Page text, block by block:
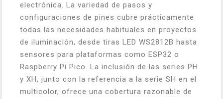
electrónica. La variedad de pasos y
configuraciones de pines cubre prácticamente
todas las necesidades habituales en proyectos
de iluminación, desde tiras LED WS2812B hasta
sensores para plataformas como ESP32 o
Raspberry Pi Pico. La inclusión de las series PH
y XH, junto con la referencia a la serie SH en el
multicolor, ofrece una cobertura razonable de